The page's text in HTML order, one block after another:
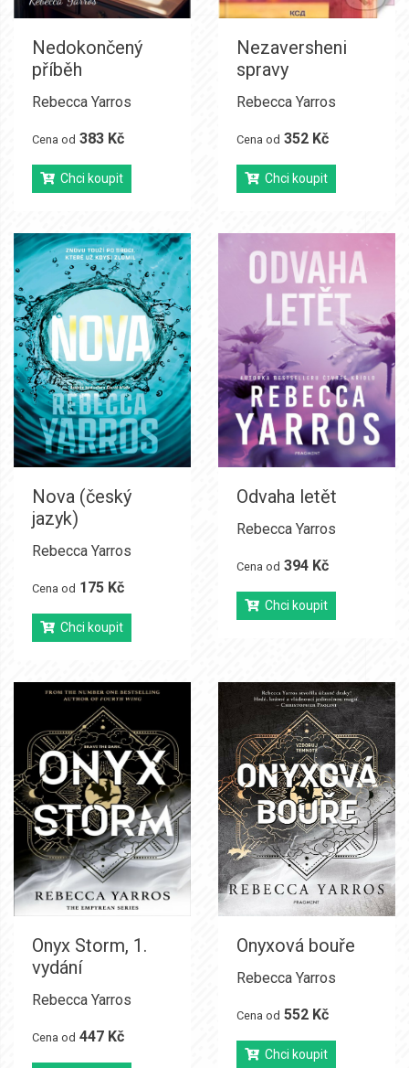
Nedokončený
příběh
Rebecca Yarros
Cena od 383 Kč
Chci koupit
Nezaversheni
spravy
Rebecca Yarros
Cena od 352 Kč
Chci koupit
Nova (český
jazyk)
Rebecca Yarros
Cena od 175 Kč
Chci koupit
Odvaha letět
Rebecca Yarros
Cena od 394 Kč
Chci koupit
Onyx Storm, 1.
vydání
Rebecca Yarros
Cena od 447 Kč
Onyxová bouře
Rebecca Yarros
Cena od 552 Kč
Chci koupit